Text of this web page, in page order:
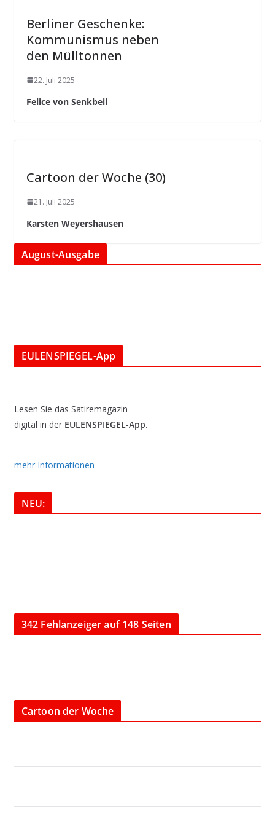
Berliner Geschenke:
Kommunismus neben
den Mülltonnen
22. Juli 2025
Felice von Senkbeil
Cartoon der Woche (30)
21. Juli 2025
Karsten Weyershausen
August-Ausgabe
EULENSPIEGEL-App
Lesen Sie das Satiremagazin
digital in der EULENSPIEGEL-App.
mehr Informationen
NEU:
342 Fehlanzeiger auf 148 Seiten
Cartoon der Woche